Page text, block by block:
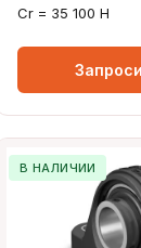
Cr = 35 100 Н
В НАЛИЧИИ